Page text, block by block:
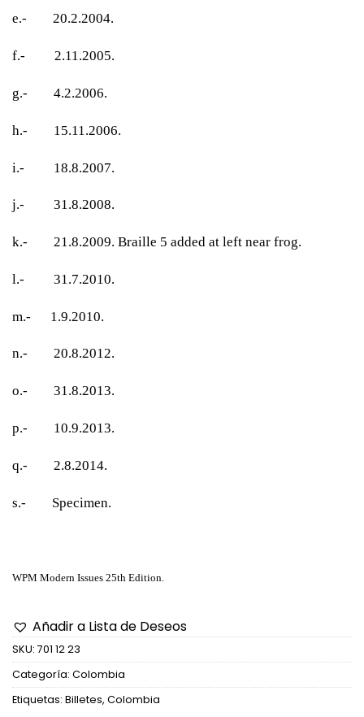
e.- 20.2.2004.
f.- 2.11.2005.
g.- 4.2.2006.
h.- 15.11.2006.
i.- 18.8.2007.
j.- 31.8.2008.
k.- 21.8.2009. Braille 5 added at left near frog.
l.- 31.7.2010.
m.- 1.9.2010.
n.- 20.8.2012.
o.- 31.8.2013.
p.- 10.9.2013.
q.- 2.8.2014.
s.- Specimen.
WPM Modern Issues 25th Edition.
Añadir a Lista de Deseos
SKU: 701 12 23
Categoría: Colombia
Etiquetas: Billetes, Colombia